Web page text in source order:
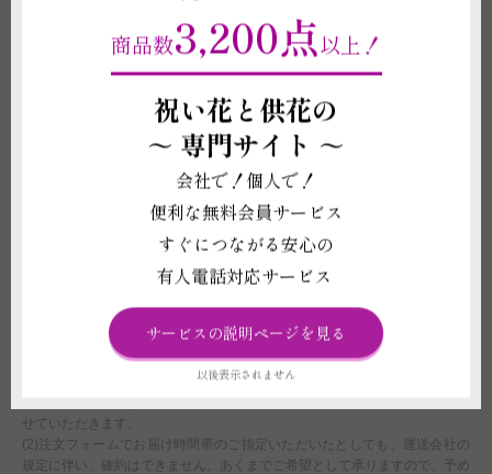
(1)植物は形状や色合いが個々で異なります。可能な限り掲載写真に近いも
のをご用意いたしますが、季節や生育状況により植物の形状や色味が変動す
ることがございますので、予めご了承いただきますようお願い申し上げま
(2)お届け先の気温が0度を下回る場合、また、30度を超える場合は、配送中
に植物が気温の影響で傷む可能性があるため、お申し込みをお受けできない
ことがございます。強いご希望がございましたら、気温による品質への影響
に責任が持てないことをご了承の上で配送手配をいたします。
(4)鉢は回収しておりません。ご不要になった際は各自治体のご案内に沿っ
て破棄をしてください。
ができません。制作開始後に、万が一ご注文をお取り消しされた場合も代金
配送に関わる重要な注意事項
(1)平日15:00以降、土曜日12:00以降、及び営業時間外または休業日にいた
せていただきます。
(2)注文フォームでお届け時間帯のご指定いただいたとしても、運送会社の
規定に伴い、確約はできません。あくまでご希望として承りますので、予め
商品数3,200点以上！
祝い花と供花の
～ 専門サイト ～
会社で！個人で！
便利な無料会員サービス
すぐにつながる安心の
有人電話対応サービス
サービスの説明ページを見る
以後表示されません